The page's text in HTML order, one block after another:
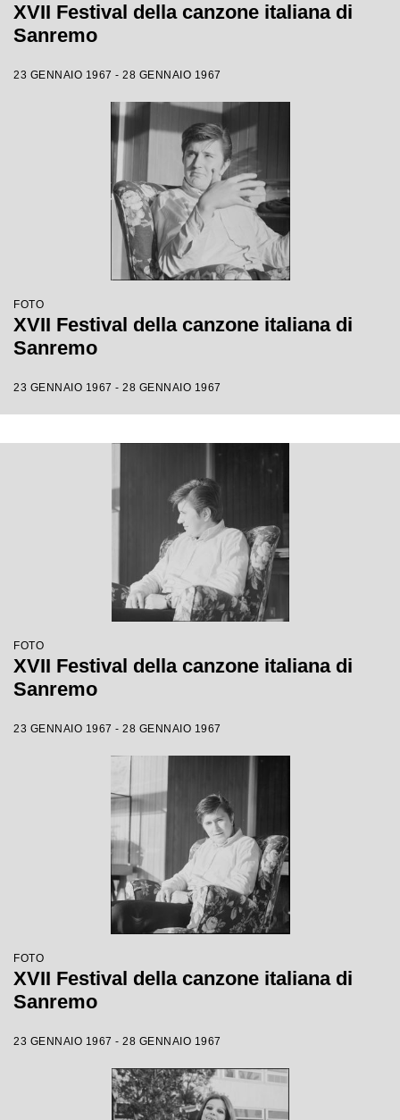
XVII Festival della canzone italiana di
Sanremo
23 GENNAIO 1967 - 28 GENNAIO 1967
FOTO
XVII Festival della canzone italiana di
Sanremo
23 GENNAIO 1967 - 28 GENNAIO 1967
FOTO
XVII Festival della canzone italiana di
Sanremo
23 GENNAIO 1967 - 28 GENNAIO 1967
FOTO
XVII Festival della canzone italiana di
Sanremo
23 GENNAIO 1967 - 28 GENNAIO 1967